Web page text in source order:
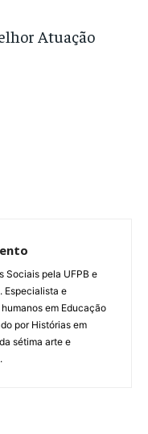
Atuação
Sociais pela UFPB e
Especialista e
em Educação
por Histórias em
sétima arte e